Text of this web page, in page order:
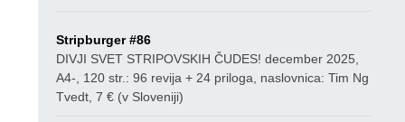
Stripburger #86
DIVJI SVET STRIPOVSKIH ČUDES! december 2025,
A4-, 120 str.: 96 revija + 24 priloga, naslovnica: Tim Ng
Tvedt, 7 € (v Sloveniji)